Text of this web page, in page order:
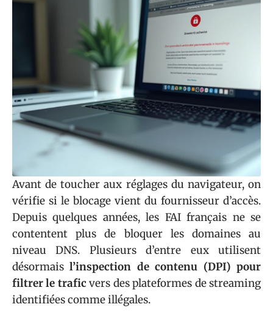
Avant de toucher aux réglages du navigateur, on
vérifie si le blocage vient du fournisseur d’accès.
Depuis quelques années, les FAI français ne se
contentent plus de bloquer les domaines au
niveau DNS. Plusieurs d’entre eux utilisent
désormaisl’inspection de contenu (DPI) pour
filtrer le trafic vers des plateformes de streaming
identifiées comme illégales.